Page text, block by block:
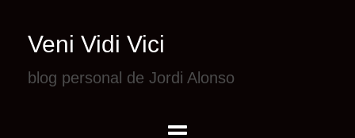
Veni Vidi Vici
blog personal de Jordi Alonso